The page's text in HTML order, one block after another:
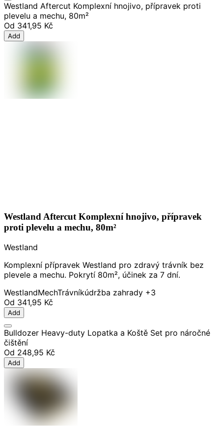
Westland Aftercut Komplexní hnojivo, přípravek proti
plevelu a mechu, 80m²
Od 341,95 Kč
Add
Westland Aftercut Komplexní hnojivo, přípravek
proti plevelu a mechu, 80m²
Westland
Komplexní přípravek Westland pro zdravý trávník bez
plevele a mechu. Pokrytí 80m², účinek za 7 dní.
WestlandMechTrávníkúdržba zahrady +3
Od 341,95 Kč
Add
Bulldozer Heavy-duty Lopatka a Koště Set pro náročné
čištění
Od 248,95 Kč
Add